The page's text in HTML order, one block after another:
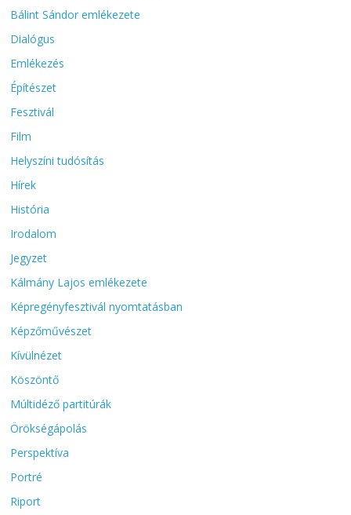
Bálint Sándor emlékezete
Dialógus
Emlékezés
Építészet
Fesztivál
Film
Helyszíni tudósítás
Hírek
História
Irodalom
Jegyzet
Kálmány Lajos emlékezete
Képregényfesztivál nyomtatásban
Képzőművészet
Kívülnézet
Köszöntő
Múltidéző partitúrák
Örökségápolás
Perspektíva
Portré
Riport